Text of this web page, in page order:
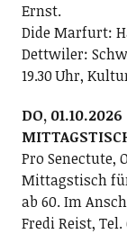
Ernst.
Dide Marfurt:
Dettwiler:
19.30 Uhr,
DO, 01.10.2026
Pro
Mittagstisch
ab 60. Im
Fredi Reist,